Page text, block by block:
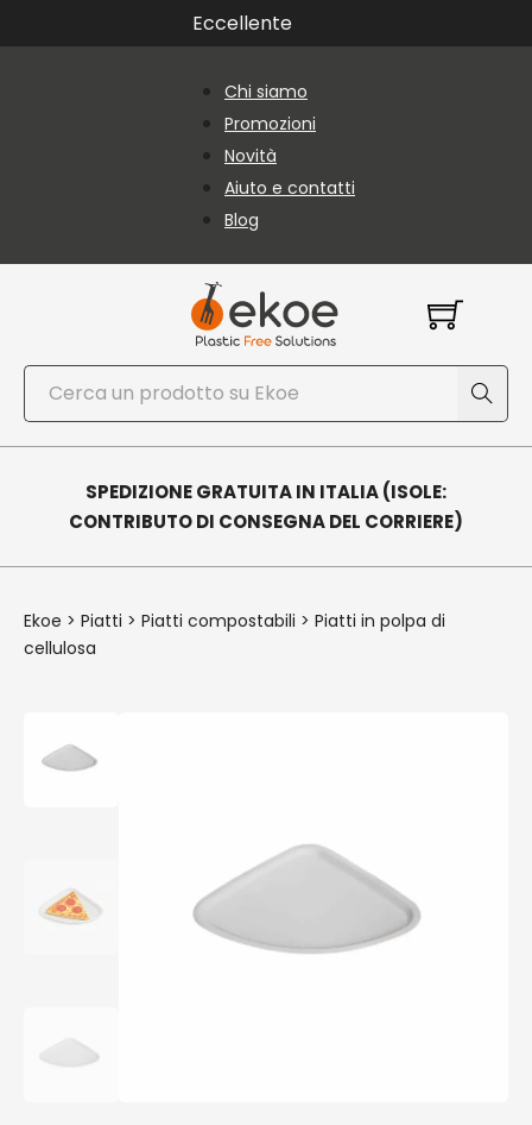
Vai al contenuto principale
Vai al piè di paginaEccellente
Chi siamo
Promozioni
Novità
Aiuto e contatti
Blog
Cerca
SPEDIZIONE GRATUITA IN ITALIA (ISOLE:
CONTRIBUTO DI CONSEGNA DEL CORRIERE)
Ekoe > Piatti > Piatti compostabili > Piatti in polpa di
cellulosa